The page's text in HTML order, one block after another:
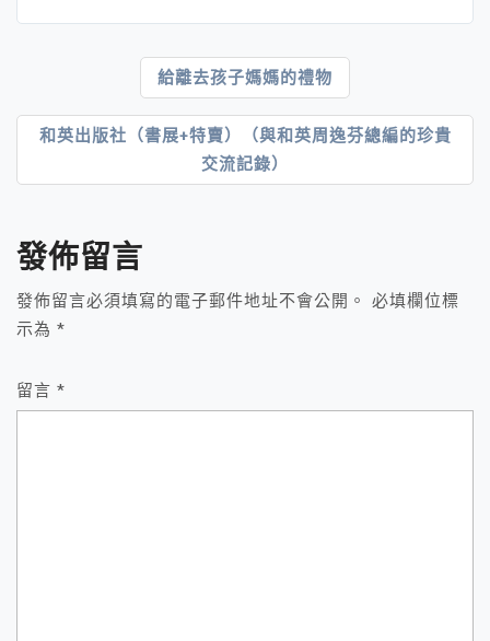
章
給離去孩子媽媽的禮物
和英出版社（書展+特賣）（與和英周逸芬總編的珍貴
交流記錄）
發佈留言
發佈留言必須填寫的電子郵件地址不會公開。
必填欄位標
示為 *
留言 *